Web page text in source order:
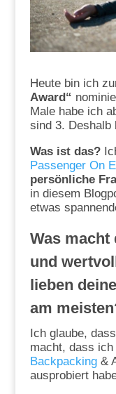
Heute bin ich
Award“
Male habe ich
sind 3. Deshalb
Was ist das?
Passenger On
persönliche
in diesem
etwas
Was macht
und
lieben
am
Ich glaube,
macht, dass
Backpacking &
ausprobiert